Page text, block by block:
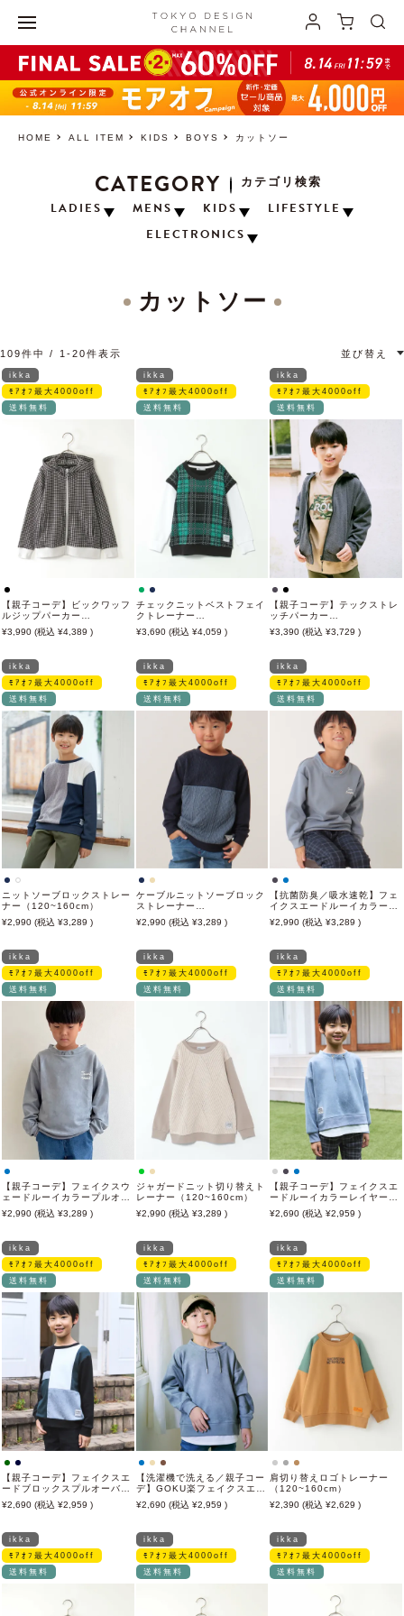
HOME ALL ITEM KIDS BOYS カットソー
CATEGORY
カテゴリ検索
LADIES
MENS KIDS
LIFESTYLE
ELECTRONICS
カットソー
並び替え
109件中 1 -20件表示
ikka
ﾓｱｵﾌ最大4000off
送料無料
【親子コーデ】ビックワッフ
ルジップパーカー
（120~160cm）
3,990 4,389
ikka
ﾓｱｵﾌ最大4000off
送料無料
チェックニットベストフェイ
クトレーナー
（120~160cm）
3,690 4,059
ikka
ﾓｱｵﾌ最大4000off
送料無料
【親子コーデ】テックストレ
ッチパーカー
（120~160cm）
3,390 3,729
ikka
ﾓｱｵﾌ最大4000off
送料無料
ニットソーブロックストレー
ナー（120~160cm）
2,990
3,289
ikka
ﾓｱｵﾌ最大4000off
送料無料
ケーブルニットソーブロック
ストレーナー
（120~160cm）
2,990 3,289
ikka
ﾓｱｵﾌ最大4000off
送料無料
【抗菌防臭／吸水速乾】フェ
イクスエードルーイカラート
レーナー（120~160cm）
【親子コーデ】
2,990 3,289
ikka
ﾓｱｵﾌ最大4000off
送料無料
【親子コーデ】フェイクスウ
ェードルーイカラープルオー
バー（120~160cm）
2,990 3,289
ikka
ﾓｱｵﾌ最大4000off
送料無料
ジャガードニット切り替えト
レーナー（120~160cm）
2,990
3,289
ikka
ﾓｱｵﾌ最大4000off
送料無料
【親子コーデ】フェイクスエ
ードルーイカラーレイヤード
プルオーバー
（120~160cm）
2,690 2,959
ikka
ﾓｱｵﾌ最大4000off
送料無料
【親子コーデ】フェイクスエ
ードブロックスプルオーバー
（120~160cm）
2,690 2,959
ikka
ﾓｱｵﾌ最大4000off
送料無料
【洗濯機で洗える／親子コー
デ】GOKU楽フェイクスエー
ドルーイカラーレイヤードプ
ルオーバー（120~160cm）
2,690 2,959
ikka
ﾓｱｵﾌ最大4000off
送料無料
肩切り替えロゴトレーナー
（120~160cm）
2,390
2,629
ikka
ﾓｱｵﾌ最大4000off
送料無料
ikka
ﾓｱｵﾌ最大4000off
送料無料
ikka
ﾓｱｵﾌ最大4000off
送料無料